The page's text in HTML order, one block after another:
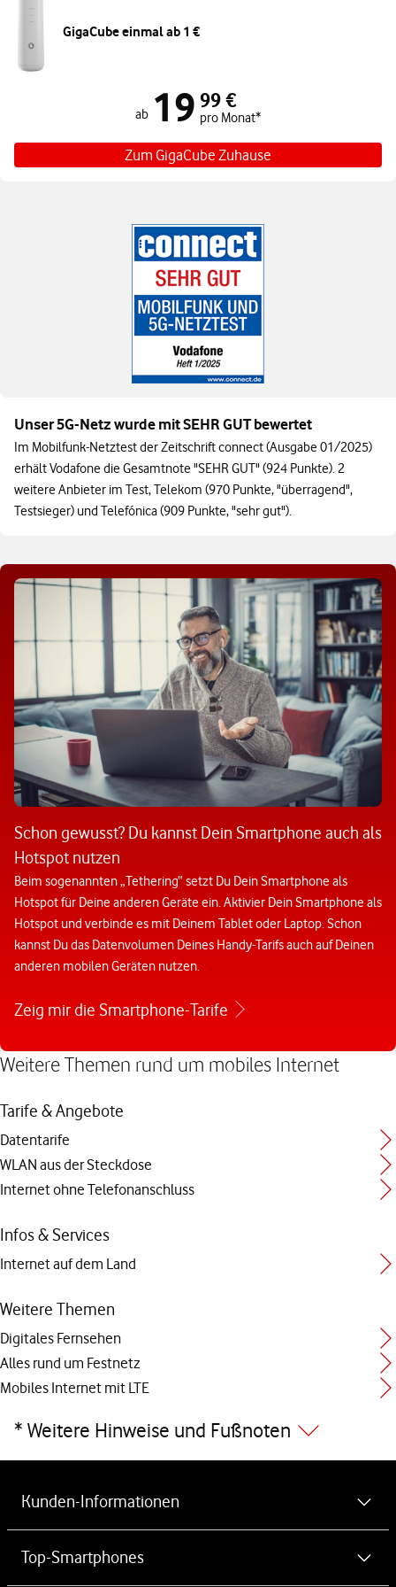
GigaCube ab einmalig 1 €
GigaCube einmal ab 1 €
Angebotspreis ab 19,99 € pro Monat
ab 19 99 €
pro Monat*
Zum GigaCube Zuhause
Unser 5G-Netz wurde mit SEHR GUT bewertet
Im Mobilfunk-Netztest der Zeitschrift connect (Ausgabe 01/2025)
erhält Vodafone die Gesamtnote "SEHR GUT" (924 Punkte). 2
weitere Anbieter im Test, Telekom (970 Punkte, "überragend",
Testsieger) und Telefónica (909 Punkte, "sehr gut").
Schon gewusst? Du kannst Dein Smartphone auch als
Hotspot nutzen
Beim sogenannten „Tethering“ setzt Du Dein Smartphone als
Hotspot für Deine anderen Geräte ein. Aktivier Dein Smartphone als
Hotspot und verbinde es mit Deinem Tablet oder Laptop. Schon
kannst Du das Datenvolumen Deines Handy-Tarifs auch auf Deinen
anderen mobilen Geräten nutzen.
Zeig mir die Smartphone-Tarife
Weitere Themen rund um mobiles Internet
Tarife & Angebote
Datentarife
WLAN aus der Steckdose
Internet ohne Telefonanschluss
Infos & Services
Internet auf dem Land
Weitere Themen
Digitales Fernsehen
Alles rund um Festnetz
Mobiles Internet mit LTE
* Weitere Hinweise und Fußnoten
Kunden-Informationen
MeinVodafone-App kostenlos herunterladen
Newsletter
Top-Smartphones